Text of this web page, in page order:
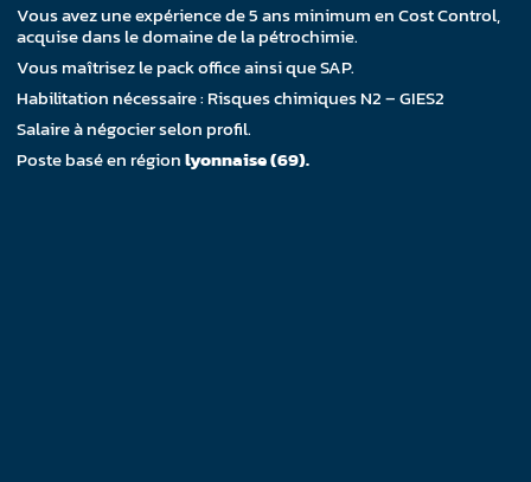
Vous avez une expérience de 5 ans minimum en Cost Control,
acquise dans le domaine de la pétrochimie.
Vous maîtrisez le pack office ainsi que SAP.
Habilitation nécessaire : Risques chimiques N2 – GIES2
Salaire à négocier selon profil.
Poste basé en régionlyonnaise (69).